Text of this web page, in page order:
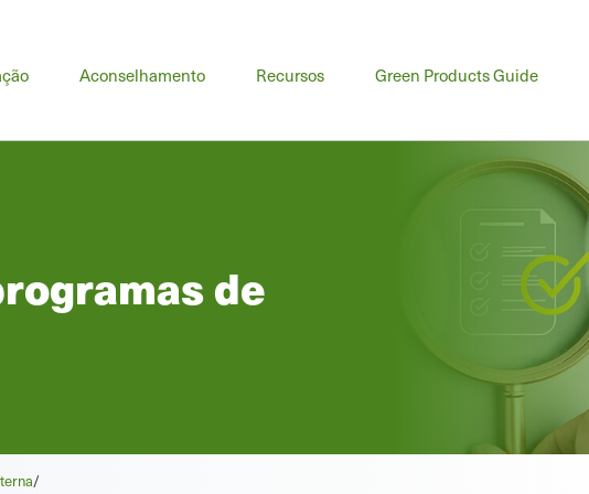
Aconselhamento Recursos Green Products Guide
de
/